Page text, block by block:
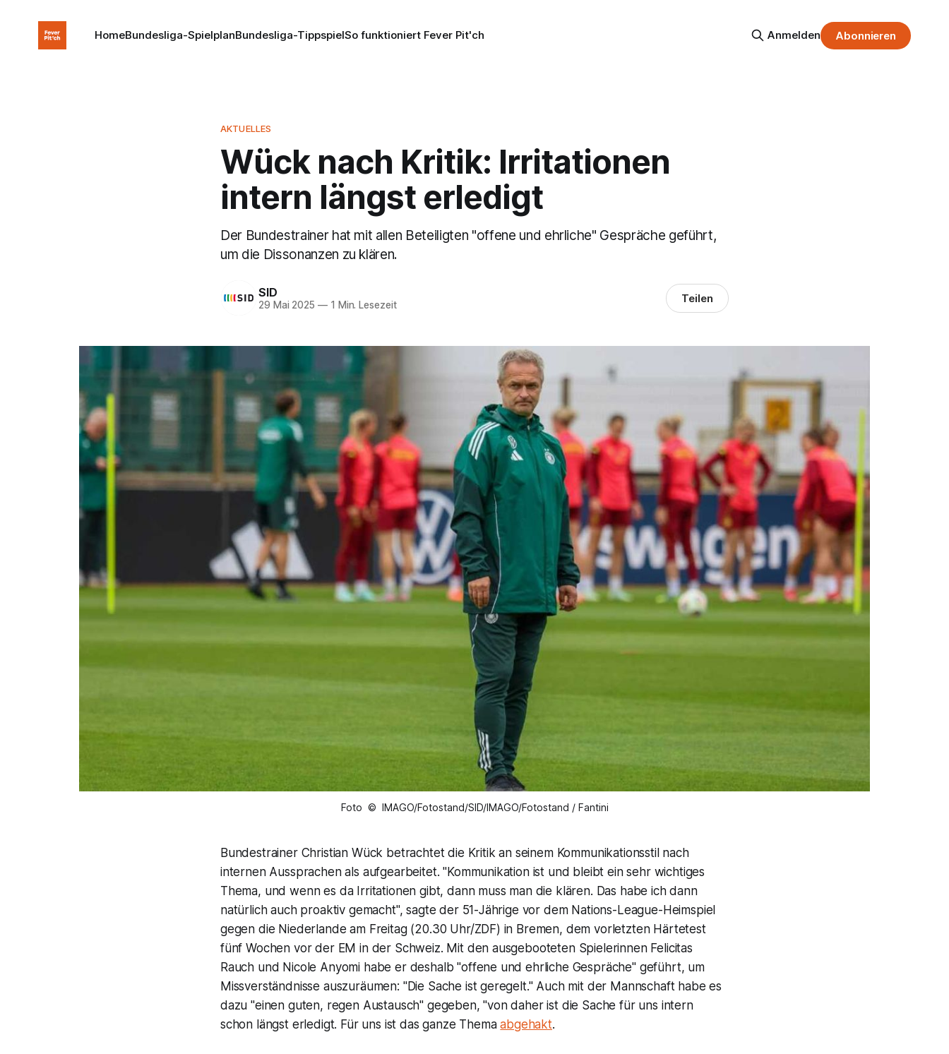
HomeBundesliga-SpielplanBundesliga-TippspielSo funktioniert Fever Pit'ch Anmelden Abonnieren
AKTUELLES
Wück nach Kritik: Irritationen
intern längst erledigt
Der Bundestrainer hat mit allen Beteiligten "offene und ehrliche" Gespräche geführt,
um die Dissonanzen zu klären.
SID
29 Mai 2025 —1 Min. Lesezeit Teilen
Foto © IMAGO/Fotostand/SID/IMAGO/Fotostand / Fantini
Bundestrainer Christian Wück betrachtet die Kritik an seinem Kommunikationsstil nach
internen Aussprachen als aufgearbeitet. "Kommunikation ist und bleibt ein sehr wichtiges
Thema, und wenn es da Irritationen gibt, dann muss man die klären. Das habe ich dann
natürlich auch proaktiv gemacht", sagte der 51-Jährige vor dem Nations-League-Heimspiel
gegen die Niederlande am Freitag (20.30 Uhr/ZDF) in Bremen, dem vorletzten Härtetest
fünf Wochen vor der EM in der Schweiz. Mit den ausgebooteten Spielerinnen Felicitas
Rauch und Nicole Anyomi habe er deshalb "offene und ehrliche Gespräche" geführt, um
Missverständnisse auszuräumen: "Die Sache ist geregelt." Auch mit der Mannschaft habe es
dazu "einen guten, regen Austausch" gegeben, "von daher ist die Sache für uns intern
schon längst erledigt. Für uns ist das ganze Themaabgehakt.